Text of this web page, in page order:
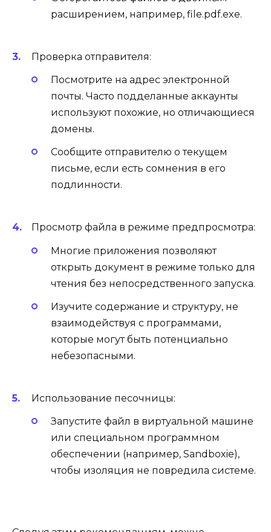
расширением, например, file.pdf.exe.
Проверка отправителя:
Посмотрите на адрес электронной
почты. Часто подделанные аккаунты
используют похожие, но отличающиеся
домены.
Сообщите отправителю о текущем
письме, если есть сомнения в его
подлинности.
Просмотр файла в режиме предпросмотра:
Многие приложения позволяют
открыть документ в режиме только для
чтения без непосредственного запуска.
Изучите содержание и структуру, не
взаимодействуя с программами,
которые могут быть потенциально
небезопасными.
Использование песочницы:
Запустите файл в виртуальной машине
или специальном программном
обеспечении (например, Sandboxie),
чтобы изоляция не повредила системе.